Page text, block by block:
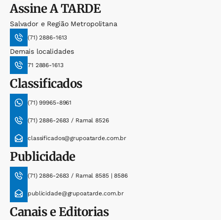
AssineA TARDE
Salvador e Região Metropolitana
(71) 2886-1613
Demais localidades
71 2886-1613
Classificados
(71) 99965-8961
(71) 2886-2683 / Ramal 8526
classificados@grupoatarde.com.br
Publicidade
(71) 2886-2683 / Ramal 8585 | 8586
publicidade@grupoatarde.com.br
Canais e Editorias